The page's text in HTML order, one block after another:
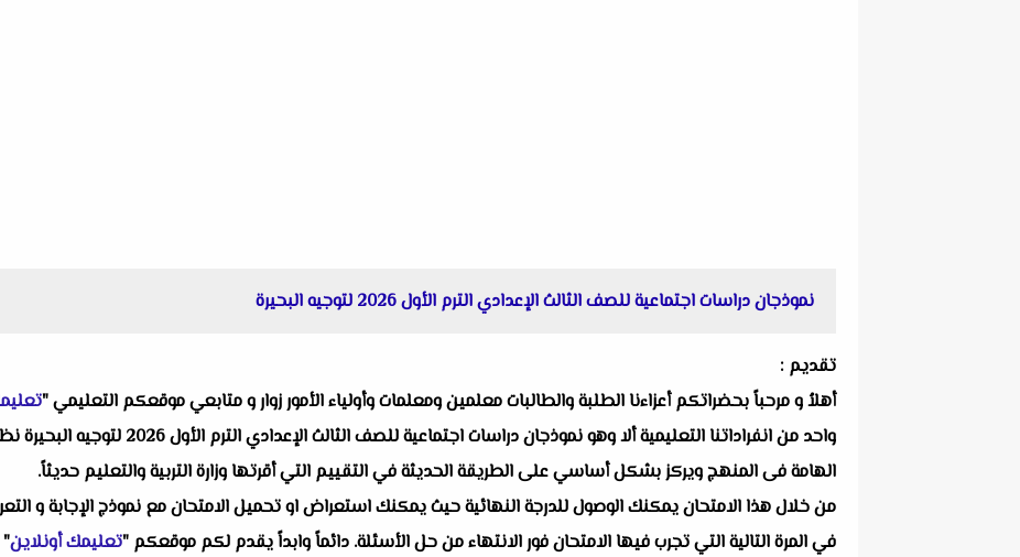
نموذجان دراسات اجتماعية للصف الثالث الإعدادي الترم الأول 2026 لتوجيه البحيرة
تقديم :
أهلاُ و مرحباً بحضراتكم أعزاءنا الطلبة والطالبات معلمين ومعلمات وأولياء الأمور زوار و متابعي موقعكم التعليمي "
واحد من انفراداتنا التعليمية ألا وهو
الهامة فى المنهج ويركز بشكل أساسي على الطريقة الحديثة في التقييم التي أقرتها وزارة التربية والتعليم حديثاً.
من خلال هذا الامتحان يمكنك الوصول للدرجة النهائية حيث يمكنك استعراض او تحميل الامتحان مع نموذج الإجابة و
في المرة التالية التي تجرب فيها الامتحان فور الانتهاء من حل الأسئلة. دائماً وابداً يقدم لكم موقعكم "تعليمك أونلاين"